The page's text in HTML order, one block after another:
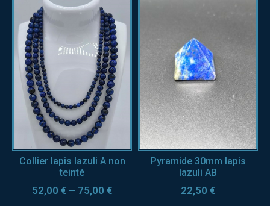
Collier lapis lazuli A non
teinté
52,00 € – 75,00 €
Pyramide 30mm lapis
lazuli AB
22,50 €